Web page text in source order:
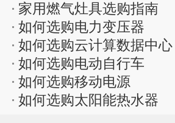
家用燃气灶具选购指南
如何选购电力变压器
如何选购云计算数据中心
如何选购电动自行车
如何选购移动电源
如何选购太阳能热水器